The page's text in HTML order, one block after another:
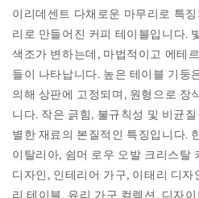
이리데센트 다채로운 마무리로 특
리로 만들어진 커피 테이블입니다.
색조가 변하는데, 마법적이고 에테
들이 나타납니다. 높은 테이블 기둥
의해 상판에 고정되며, 원형으로 장
니다. 작은 긁힘, 불규칙성 및 비균
별한 재료의 본질적인 특징입니다.
이탈리아, 쉼머 로우 오발 크리스탈
디자인, 인테리어 가구, 이태리 디
리 테이블, 유리 가구 컬렉션, 디자